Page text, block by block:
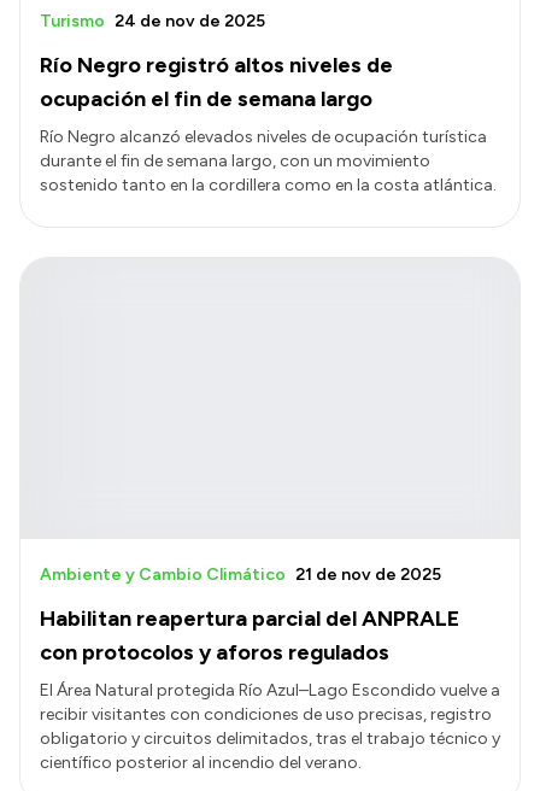
Río Negro registró altos niveles de
ocupación el fin de semana largo
Turismo 24 de nov de 2025
Río Negro alcanzó elevados niveles de ocupación turística
durante el fin de semana largo, con un movimiento
sostenido tanto en la cordillera como en la costa atlántica.
Habilitan reapertura parcial del ANPRALE
con protocolos y aforos regulados
Ambiente y Cambio Climático 21 de nov de 2025
El Área Natural protegida Río Azul–Lago Escondido vuelve a
recibir visitantes con condiciones de uso precisas, registro
obligatorio y circuitos delimitados, tras el trabajo técnico y
científico posterior al incendio del verano.